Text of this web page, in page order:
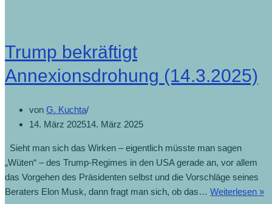
(23.4.2025)
Trump bekräftigt
Annexionsdrohung (14.3.2025)
von G. Kuchta
14. März 202514. März 2025
Sieht man sich das Wirken – eigentlich müsste man sagen
„Wüten“ – des Trump-Regimes in den USA gerade an, vor allem
das Vorgehen des Präsidenten selbst und die Vorschläge seines
Beraters Elon Musk, dann fragt man sich, ob das… Weiterlesen »